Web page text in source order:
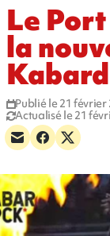
Le
la
Publié le 21 février
Actualisé le 21